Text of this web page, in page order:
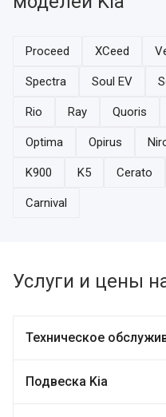
Proceed XCeed
Spectra Soul EV
Rio Ray Quoris
Optima Opirus
K900 K5 Cerato
Carnival
Услуги и цены
Техническое
Подвеска Kia